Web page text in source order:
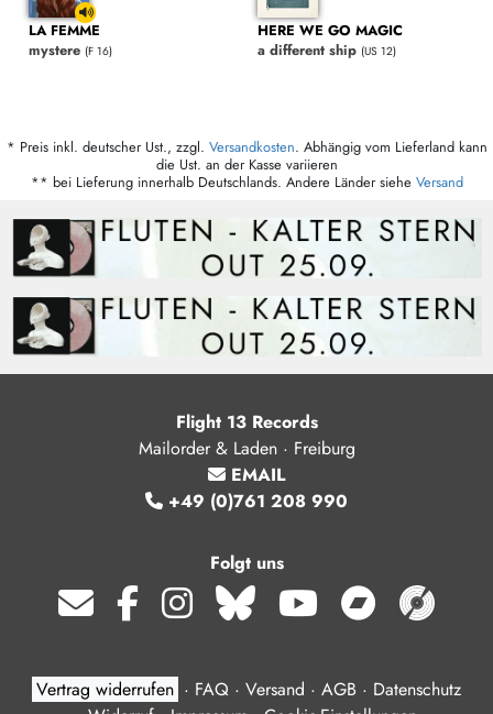
LA FEMME
mystere (F 16)
HERE WE GO MAGIC
a different ship (US 12)
* Preis inkl. deutscher Ust., zzgl. Versandkosten. Abhängig vom Lieferland kann
die Ust. an der Kasse variieren
** bei Lieferung innerhalb Deutschlands. Andere Länder siehe Versand
Flight 13 Records
Mailorder & Laden · Freiburg
EMAIL
+49 (0)761 208 990
Folgt uns
Vertrag widerrufen · FAQ · Versand · AGB · Datenschutz